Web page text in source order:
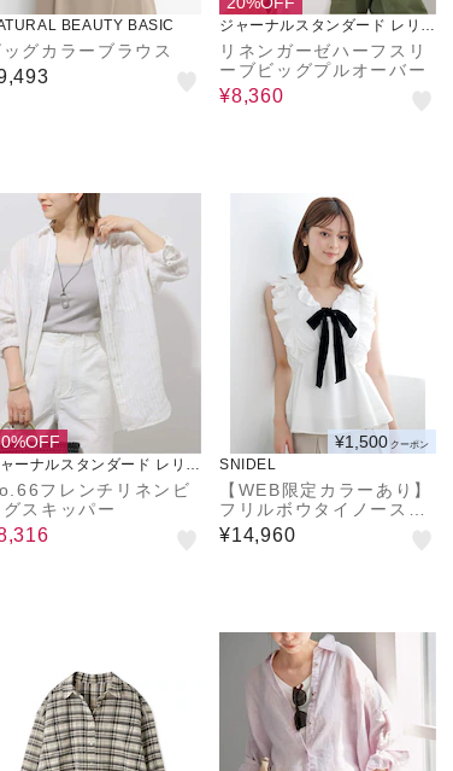
BEAUTY BASIC
ッグカラーブラウス
ジャーナルスタンダード レリュ
ーム
リネンガーゼハーフスリ
ーブビッグプルオーバー
¥8,360
ーナルスタンダード レリュ
フレンチリネンビ
グスキッパー
¥1,500 クーポン
SNIDEL
【WEB限定カラーあり】
フリルボウタイノースリ
ブラウス
¥14,960